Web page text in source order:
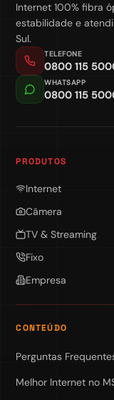
Internet 100% fibra
estabilidade e
Sul.
TELEFONE
0800 115
WHATSAPP
0800 115
PRODUTOS
Internet
Câmera
TV & Streaming
Fixo
Empresa
CONTEÚDO
Perguntas
Melhor Internet no